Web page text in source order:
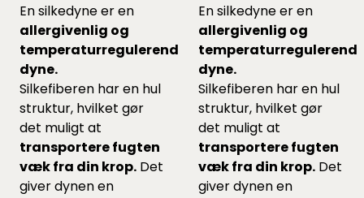
En silkedyne er en
allergivenlig og
temperaturregulerende
dyne.
Silkefiberen har en hul
struktur, hvilket gør
det muligt at
transportere fugten
væk fra din krop. Det
giver dynen en
En silkedyne er en
allergivenlig og
dyne.
Silkefiberen har en hul
struktur, hvilket gør
det muligt at
transportere fugten
væk fra din krop. Det
giver dynen en